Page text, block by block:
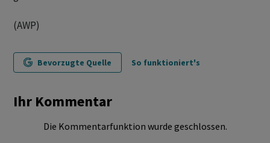
(AWP)
Bevorzugte Quelle So funktioniert's
Ihr Kommentar
Die Kommentarfunktion wurde geschlossen.